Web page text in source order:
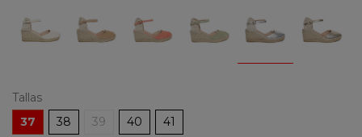
Tallas
37
38 39 40 41